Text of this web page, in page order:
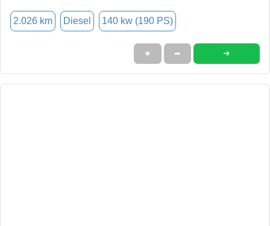
2.026 km Diesel 140 kw (190 PS)
★ ➦ ➜